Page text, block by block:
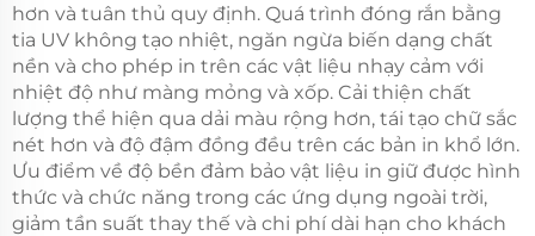
hơn và tuân thủ quy định. Quá trình đóng rắn bằng
tia UV không tạo nhiệt, ngăn ngừa biến dạng chất
nền và cho phép in trên các vật liệu nhạy cảm với
nhiệt độ như màng mỏng và xốp. Cải thiện chất
lượng thể hiện qua dải màu rộng hơn, tái tạo chữ sắc
nét hơn và độ đậm đồng đều trên các bản in khổ lớn.
Ưu điểm về độ bền đảm bảo vật liệu in giữ được hình
thức và chức năng trong các ứng dụng ngoài trời,
giảm tần suất thay thế và chi phí dài hạn cho khách